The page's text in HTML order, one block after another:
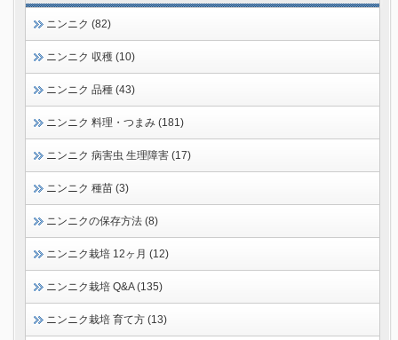
ニンニク (82)
ニンニク 収穫 (10)
ニンニク 品種 (43)
ニンニク 料理・つまみ (181)
ニンニク 病害虫 生理障害 (17)
ニンニク 種苗 (3)
ニンニクの保存方法 (8)
ニンニク栽培 12ヶ月 (12)
ニンニク栽培 Q&A (135)
ニンニク栽培 育て方 (13)